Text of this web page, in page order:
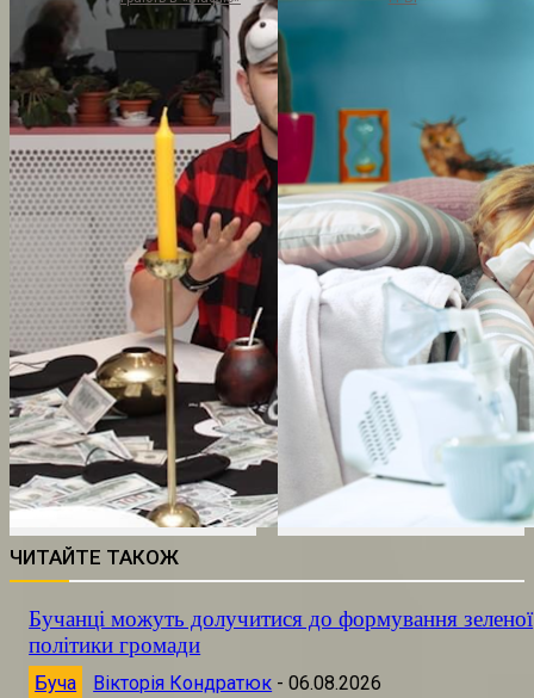
ЧИТАЙТЕ ТАКОЖ
Бучанці можуть долучитися до формування зеленої
політики громади
Буча Вікторія Кондратюк - 06.08.2026